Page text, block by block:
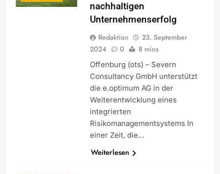
nachhaltigen
Unternehmenserfolg
Redaktion
23. September
2024
0 8 mins
Offenburg (ots) – Severn
Consultancy GmbH unterstützt
die e.optimum AG in der
Weiterentwicklung eines
integrierten
Risikomanagementsystems In
einer Zeit, die…
Weiterlesen